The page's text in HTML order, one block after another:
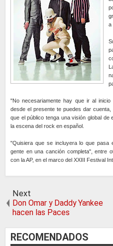
a
"No necesariamente hay que ir al
desde el presente te puedes dar
que el público tenga una visión global
la escena del rock en español.
"Quisiera que se incluyera lo que
gente en una canción completa", entre
con la AP, en el marco del XXIII Festival
Next
Don Omar y Daddy Yankee
hacen las Paces
RECOMENDADOS